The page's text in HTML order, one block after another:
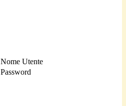
Nome Utente
Password